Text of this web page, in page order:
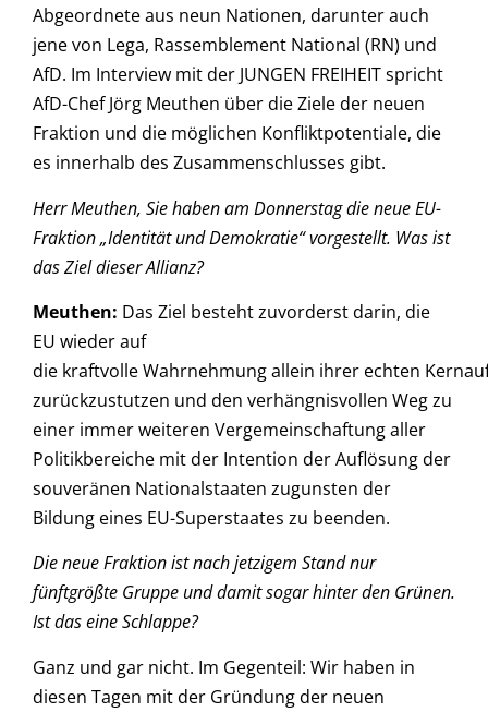
Abgeordnete aus neun Nationen, darunter auch
jene von Lega, Rassemblement National (RN) und
AfD. Im Interview mit der JUNGEN FREIHEIT spricht
AfD-Chef Jörg Meuthen über die Ziele der neuen
Fraktion und die möglichen Konfliktpotentiale, die
es innerhalb des Zusammenschlusses gibt.
Herr Meuthen, Sie haben am Donnerstag die neue EU-
Fraktion „Identität und Demokratie“ vorgestellt. Was ist
das Ziel dieser Allianz?
Meuthen: Das Ziel besteht zuvorderst darin, die
EU wieder auf
die kraftvolle Wahrnehmung allein ihrer echten
zurückzustutzen und den verhängnisvollen Weg zu
einer immer weiteren Vergemeinschaftung aller
Politikbereiche mit der Intention der Auflösung der
souveränen Nationalstaaten zugunsten der
Bildung eines EU-Superstaates zu beenden.
Die neue Fraktion ist nach jetzigem Stand nur
fünftgrößte Gruppe und damit sogar hinter den Grünen.
Ist das eine Schlappe?
Ganz und gar nicht. Im Gegenteil: Wir haben in
diesen Tagen mit der Gründung der neuen